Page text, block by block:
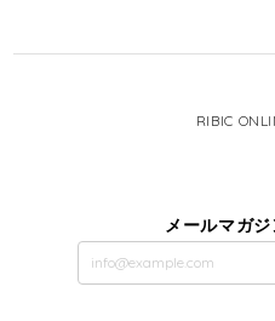
RIBIC
メールマガ